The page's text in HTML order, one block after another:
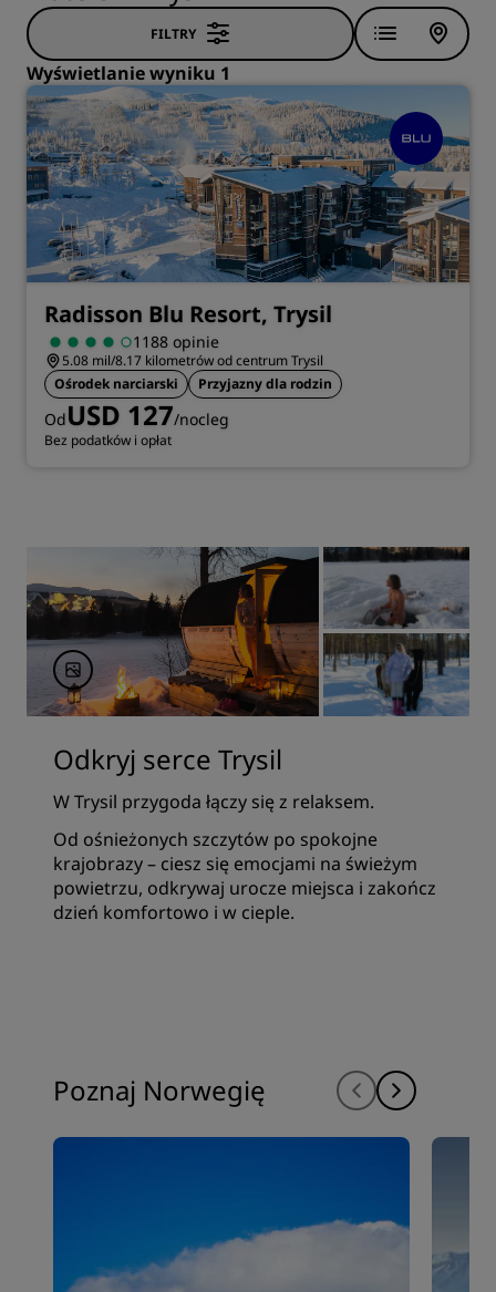
FILTRY
Wyświetlanie wyniku 1
Radisson Blu Resort, Trysil
1188 opinie
5.08 mil/8.17 kilometrów od centrum Trysil
Ośrodek narciarski
Przyjazny dla rodzin
OdUSD 127/nocleg
Bez podatków i opłat
Odkryj serce Trysil
W Trysil przygoda łączy się z relaksem.
Od ośnieżonych szczytów po spokojne
krajobrazy – ciesz się emocjami na świeżym
powietrzu, odkrywaj urocze miejsca i zakończ
dzień komfortowo i w cieple.
Poznaj Norwegię